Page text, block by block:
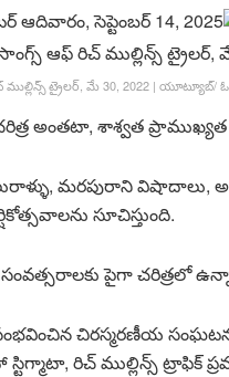
ఆదివారం, సెప్టెంబర్ 14, 2025
ట్రైలర్, మే 30, 2022 | యూట్యూబ్/
అంతటా, శాశ్వత
మరపురాని
సూచిస్తుంది.
సంవత్సరాలకు పైగా
చిరస్మరణీయ
రిచ్ ముల్లిన్స్ ట్రాఫిక్